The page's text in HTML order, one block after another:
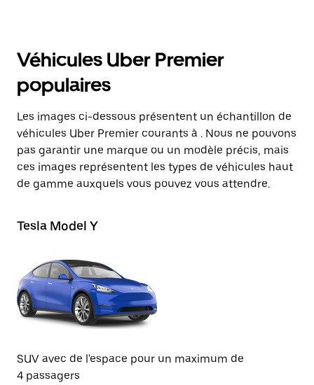
Véhicules Uber Premier
populaires
Les images ci-dessous présentent un échantillon de
véhicules Uber Premier courants à . Nous ne pouvons
pas garantir une marque ou un modèle précis, mais
ces images représentent les types de véhicules haut
de gamme auxquels vous pouvez vous attendre.
Tesla Model Y
SUV avec de l'espace pour un maximum de
4 passagers